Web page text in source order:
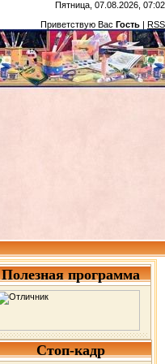
Пятница, 07.08.2026, 07:02
Приветствую Вас Гость | RSS
Полезная программа
Стоп-кадр